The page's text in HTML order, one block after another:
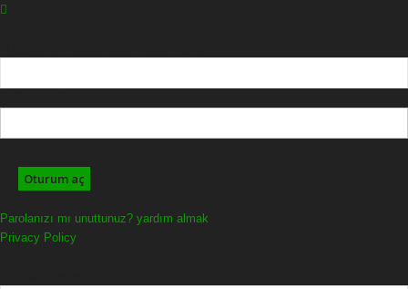
Parolanızı mı unuttunuz? yardım almak
Privacy Policy